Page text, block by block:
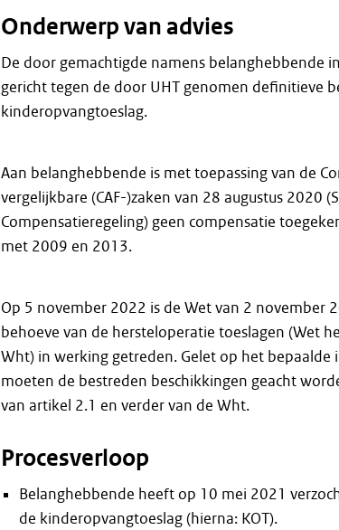
Onderwerp van advies
De door gemachtigde namens belanghebbende
gericht tegen de door UHT genomen definitieve
kinderopvangtoeslag.
Aan belanghebbende is met toepassing van de
vergelijkbare (CAF-)zaken van 28 augustus 2020
Compensatieregeling) geen compensatie
met 2009 en 2013.
Op 5 november 2022 is de Wet van 2 november
behoeve van de hersteloperatie toeslagen (Wet
Wht) in werking getreden. Gelet op het
moeten de bestreden beschikkingen geacht
van artikel 2.1 en verder van de Wht.
Procesverloop
Belanghebbende heeft op 10 mei 2021
de kinderopvangtoeslag (hierna: KOT).